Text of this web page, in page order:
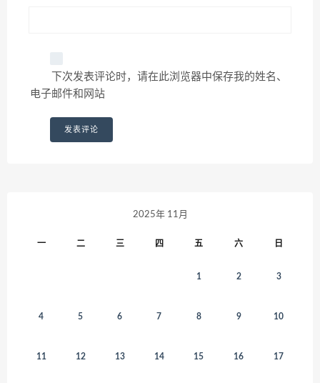
下次发表评论时，请在此浏览器中保存我的姓名、
电子邮件和网站
2025年 11月
一 二 三 四 五 六 日
1 2 3
4 5 6 7 8 9 10
11 12 13 14 15 16 17